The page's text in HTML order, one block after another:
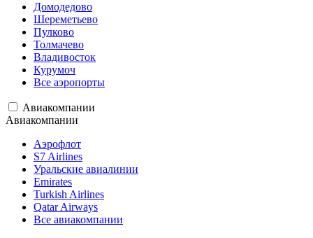
Домодедово
Шереметьево
Пулково
Толмачево
Владивосток
Курумоч
Все аэропорты
Авиакомпании
Авиакомпании
Аэрофлот
S7 Airlines
Уральские авиалинии
Emirates
Turkish Airlines
Qatar Airways
Все авиакомпании